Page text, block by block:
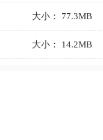
大小： 77.3MB
大小： 14.2MB